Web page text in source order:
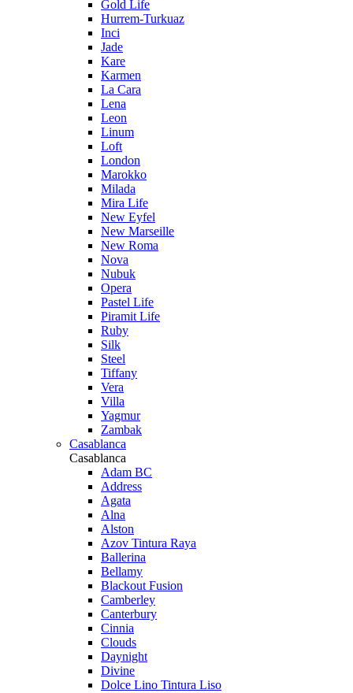
Gold Life
Hurrem-Turkuaz
Inci
Jade
Kare
Karmen
La Cara
Lena
Leon
Linum
Loft
London
Marokko
Milada
Mira Life
New Eyfel
New Marseille
New Roma
Nova
Nubuk
Opera
Pastel Life
Piramit Life
Ruby
Silk
Steel
Tiffany
Vera
Villa
Yagmur
Zambak
Casablanca
Casablanca
Adam BC
Address
Agata
Alna
Alston
Azov Tintura Raya
Ballerina
Bellamy
Blackout Fusion
Camberley
Canterbury
Cinnia
Clouds
Daynight
Divine
Dolce Lino Tintura Liso